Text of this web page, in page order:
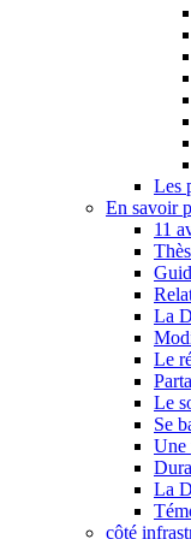
Les
En savoir
11
La
Le
Le
Se
Une
La
côté